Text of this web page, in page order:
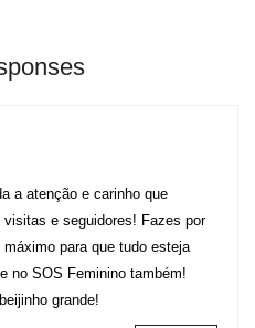
a atenção e carinho que
e seguidores! Fazes por
para que tudo esteja
no SOS Feminino também!
grande!